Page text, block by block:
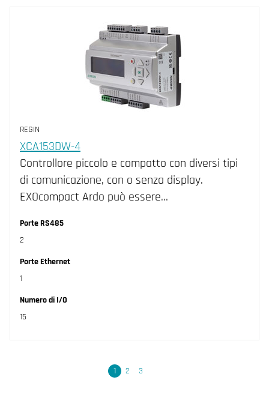
REGIN
XCA153DW-4
Controllore piccolo e compatto con diversi tipi
di comunicazione, con o senza display.
EXOcompact Ardo può essere…
Porte RS485
2
Porte Ethernet
1
Numero di I/O
15
1 2 3